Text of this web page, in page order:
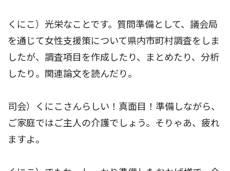
くにこ）光栄なことです。質問準備として、議会局
を通じて女性支援策について県内市町村調査をしま
したが、調査項目を作成したり、まとめたり、分析
したり。関連論文を読んだり。
司会）くにこさんらしい！真面目！準備しながら、
ご家庭ではご主人の介護でしょう。そりゃあ、疲れ
ますよ。